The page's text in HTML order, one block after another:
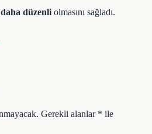
daha düzenli olmasını sağladı.
Gerekli alanlar * ile